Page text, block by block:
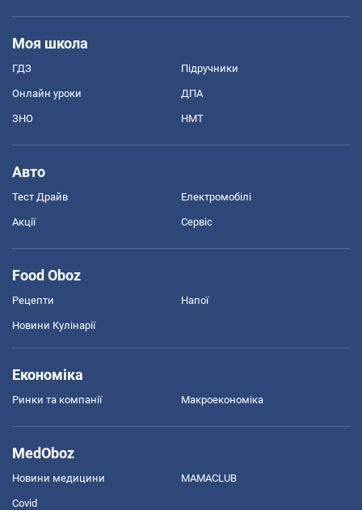
Моя школа
ГДЗ Підручники
Онлайн уроки ДПА
ЗНО НМТ
Авто
Тест Драйв Електромобілі
Акції Сервіс
Food Oboz
Рецепти Напої
Новини Кулінарії
Економіка
Ринки та компанії Макроекономіка
MedOboz
Новини медицини MAMACLUB
Covid